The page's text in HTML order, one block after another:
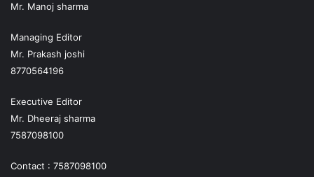
Mr. Manoj sharma
Managing Editor
Mr. Prakash joshi
8770564196
Executive Editor
Mr. Dheeraj sharma
7587098100
Contact : 7587098100